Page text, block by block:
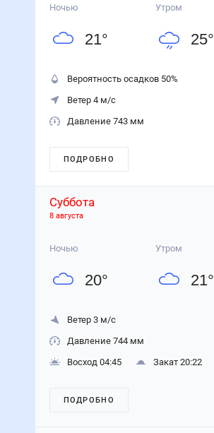
Ночью
21°
Утром
25°
Вероятность осадков 50%
Ветер 4 м/с
Давление 743 мм
ПОДРОБНО
Суббота
8 августа
Ночью
20°
Утром
21°
Ветер 3 м/с
Давление 744 мм
Восход 04:45
Закат 20:22
ПОДРОБНО